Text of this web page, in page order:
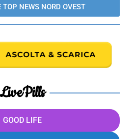
TOP NEWS NORD OVEST
LivePills
GOOD LIFE